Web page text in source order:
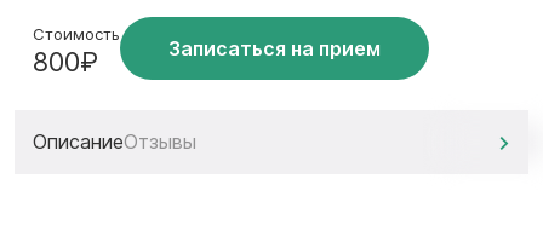
Стоимость
800₽ Записаться на прием
ОписаниеОтзывы